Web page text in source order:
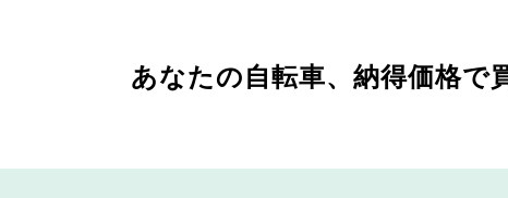
あなたの自転車、 納得価格で